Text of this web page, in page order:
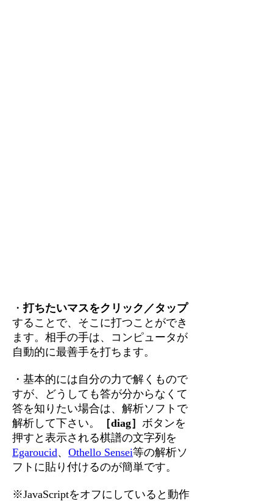
・打ちたいマスをクリック／タップ
することで、そこに打つことができ
ます。相手の手は、コンピュータが
自動的に最善手を打ちます。
・基本的には自分の力で解くもので
すが、どうしても答が分からなくて
答を知りたい場合は、解析ソフトで
解析して下さい。
［diag］ ボタンを
押すと表示される棋譜の文字列を
Egaroucid、Othello Sensei等の解析ソ
フトに貼り付けるのが簡単です。
※JavaScriptをオフにしていると動作